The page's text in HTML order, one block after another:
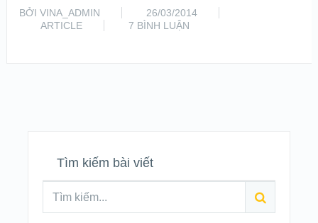
BỞI VINA_ADMIN
26/03/2014
ARTICLE
7 BÌNH LUẬN
Tìm kiếm bài viết